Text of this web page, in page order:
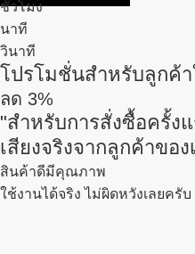
ชั่วโมง
นาที
วินาที
โปรโมชั่นสำหรับลูกค้
ลด 3%
"สำหรับการสั่งซื้อครั้ง
เสียงจริงจากลูกค้าของ
สินค้าดีมีคุณภาพ
ใช้งานได้จริง ไม่ผิดหวังเลยครับ